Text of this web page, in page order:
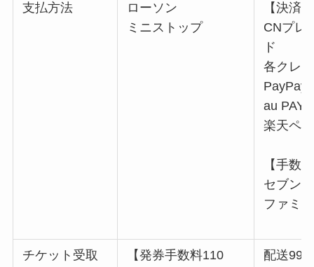
支払方法
ローソン
ミニストップ
【決済
CNプレ
ド
各クレ
PayPay
au PAY
楽天ペイ
【手数
セブン
ファミ
チケット受取
【発券手数料110
配送990